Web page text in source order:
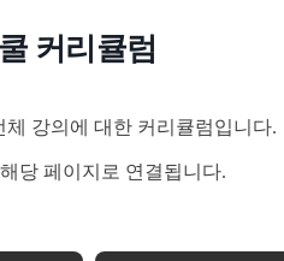
커리큘럼
강의에 대한 커리큘럼입니다.
당 페이지로 연결됩니다.